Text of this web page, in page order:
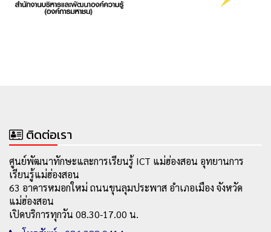
ติดต่อเรา
ศูนย์พัฒนาทักษะและการเรียนรู้ ICT แม่ฮ่องสอน อุทยานการ
เรียนรู้แม่ฮ่องสอน
63 อาคารหมอกใหม่ ถนนขุนลุมประพาส อำเภอเมือง จังหวัด
แม่ฮ่องสอน
เปิดบริการทุกวัน 08.30-17.00 น.